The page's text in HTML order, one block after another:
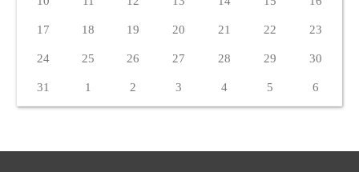
17 18 19 20 21 22 23
24 25 26 27 28 29 30
31 1 2 3 4 5 6